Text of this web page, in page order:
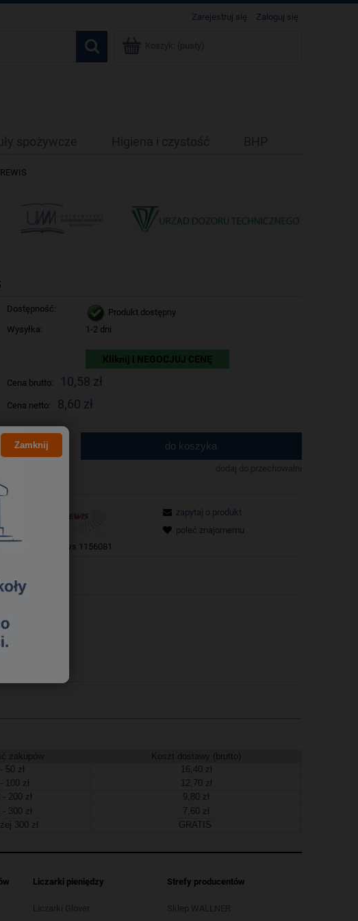
Zarejestruj się Zaloguj się
Koszyk: (pusty)
spożywcze Higiena i czystość BHP
Dostępność:
Produkt dostępny
Wysyłka:
1-2 dni
Kliknij i NEGOCJUJ CENĘ
Cena brutto: 10,58 zł
Cena netto: 8,60 zł
szt. do koszyka
dodaj do przechowalni
ws 1156081
zapytaj o produkt
poleć znajomemu
zakupów
Koszt dostawy (brutto)
50 zł
16,40 zł
100 zł
12,70 zł
200 zł
9,80 zł
300 zł
7,60 zł
300 zł
GRATIS
Liczarki pieniędzy
Liczarki Glover
Strefy producentów
Sklep WALLNER
Zamknij